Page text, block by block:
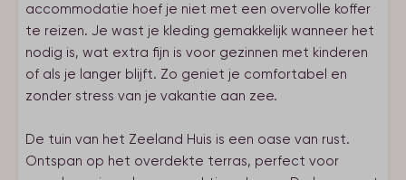
accommodatie hoef je niet met een overvolle koffer
te reizen. Je wast je kleding gemakkelijk wanneer het
nodig is, wat extra fijn is voor gezinnen met kinderen
of als je langer blijft. Zo geniet je comfortabel en
zonder stress van je vakantie aan zee.
De tuin van het Zeeland Huis is een oase van rust.
Ontspan op het overdekte terras, perfect voor